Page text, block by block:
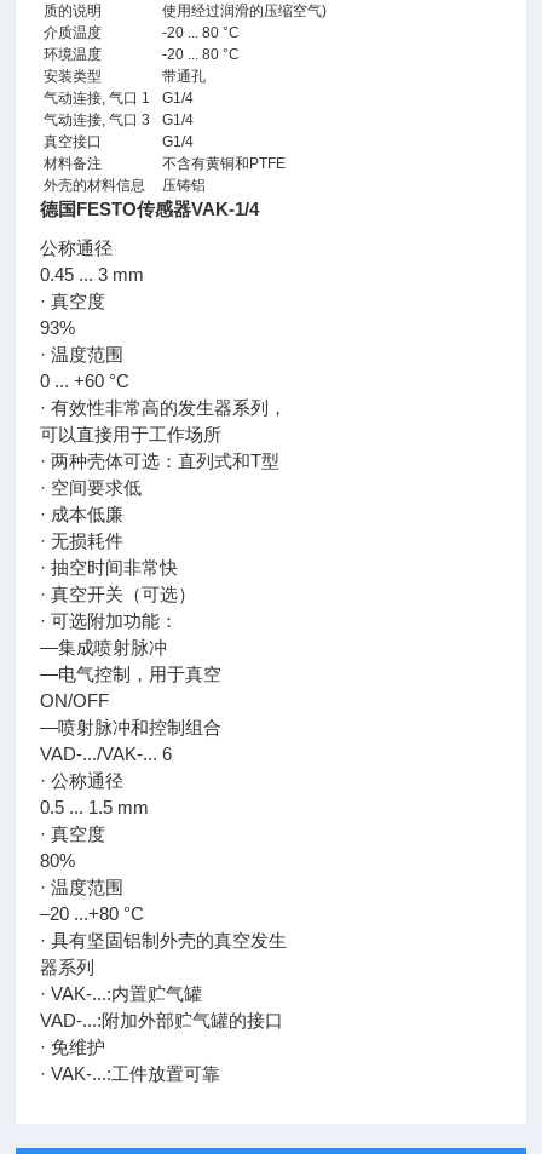
质的说明
使用经过润滑的压缩空气)
介质温度
-20 ... 80 °C
环境温度
-20 ... 80 °C
安装类型
带通孔
气动连接, 气口 1
G1/4
气动连接, 气口 3
G1/4
真空接口
G1/4
材料备注
不含有黄铜和PTFE
外壳的材料信息
压铸铝
德国FESTO传感器VAK-1/4
公称通径
0.45 ... 3 mm
· 真空度
93%
· 温度范围
0 ... +60 °C
· 有效性非常高的发生器系列，
可以直接用于工作场所
· 两种壳体可选：直列式和T型
· 空间要求低
· 成本低廉
· 无损耗件
· 抽空时间非常快
· 真空开关（可选）
· 可选附加功能：
—集成喷射脉冲
—电气控制，用于真空
ON/OFF
—喷射脉冲和控制组合
VAD-.../VAK-... 6
· 公称通径
0.5 ... 1.5 mm
· 真空度
80%
· 温度范围
–20 ...+80 °C
· 具有坚固铝制外壳的真空发生
器系列
· VAK-...:内置贮气罐
VAD-...:附加外部贮气罐的接口
· 免维护
· VAK-...:工件放置可靠